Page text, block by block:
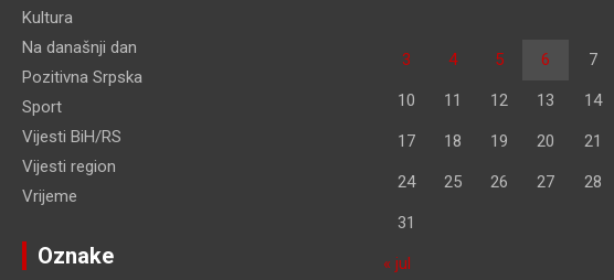
Kultura
Na današnji dan
Pozitivna Srpska
Sport
Vijesti BiH/RS
Vijesti region
Vrijeme
Oznake
3 4 5 6 7
10 11 12 13 14
17 18 19 20 21
24 25 26 27 28
31
« jul